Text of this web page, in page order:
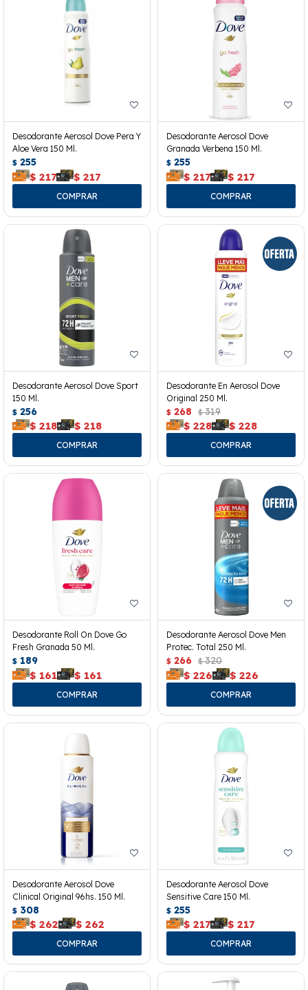
Desodorante Aerosol Dove Pera Y
Aloe Vera 150 Ml.
$ 255
$ 217 $ 217
Desodorante Aerosol Dove
Granada Verbena 150 Ml.
$ 255
$ 217 $ 217
Desodorante Aerosol Dove Sport
150 Ml.
$ 256
$ 218 $ 218
Desodorante En Aerosol Dove
Original 250 Ml.
$ 268 $ 319
$ 228 $ 228
Desodorante Roll On Dove Go
Fresh Granada 50 Ml.
$ 189
$ 161 $ 161
Desodorante Aerosol Dove Men
Protec. Total 250 Ml.
$ 266 $ 320
$ 226 $ 226
Desodorante Aerosol Dove
Clinical Original 96hs. 150 Ml.
$ 308
$ 262 $ 262
Desodorante Aerosol Dove
Sensitive Care 150 Ml.
$ 255
$ 217 $ 217